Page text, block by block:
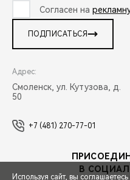
Согласен на
ПОДПИСАТЬСЯ
Адрес:
Смоленск, ул. Кутузова, д.
50
+7 (481) 270-77-01
В
Используя сайт, вы соглашаетесь